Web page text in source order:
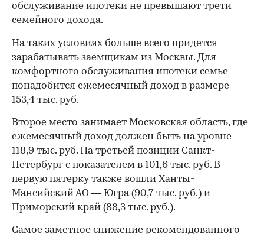
обслуживание ипотеки не превышают трети
семейного дохода.
На таких условиях больше всего придется
зарабатывать заемщикам из Москвы. Для
комфортного обслуживания ипотеки семье
понадобится ежемесячный доход в размере
153,4 тыс. руб.
Второе место занимает Московская область, где
ежемесячный доход должен быть на уровне
118,9 тыс. руб. На третьей позиции Санкт-
Петербург с показателем в 101,6 тыс. руб. В
первую пятерку также вошли Ханты-
Мансийский АО — Югра (90,7 тыс. руб.) и
Приморский край (88,3 тыс. руб.).
Самое заметное снижение рекомендованного